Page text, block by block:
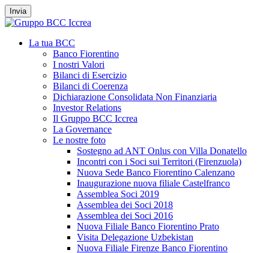
Invia
La tua BCC
Banco Fiorentino
I nostri Valori
Bilanci di Esercizio
Bilanci di Coerenza
Dichiarazione Consolidata Non Finanziaria
Investor Relations
Il Gruppo BCC Iccrea
La Governance
Le nostre foto
Sostegno ad ANT Onlus con Villa Donatello
Incontri con i Soci sui Territori (Firenzuola)
Nuova Sede Banco Fiorentino Calenzano
Inaugurazione nuova filiale Castelfranco
Assemblea Soci 2019
Assemblea dei Soci 2018
Assemblea dei Soci 2016
Nuova Filiale Banco Fiorentino Prato
Visita Delegazione Uzbekistan
Nuova Filiale Firenze Banco Fiorentino